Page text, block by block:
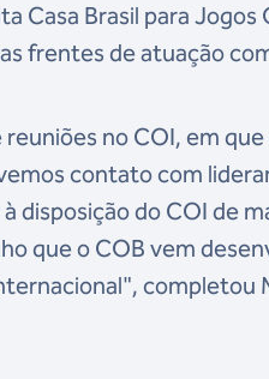
Casa Brasil para
frentes de atuação
no COI, em
contato com
disposição do COI de
que o COB vem
completou